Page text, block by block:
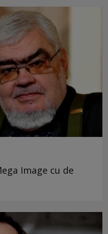
Image cu de